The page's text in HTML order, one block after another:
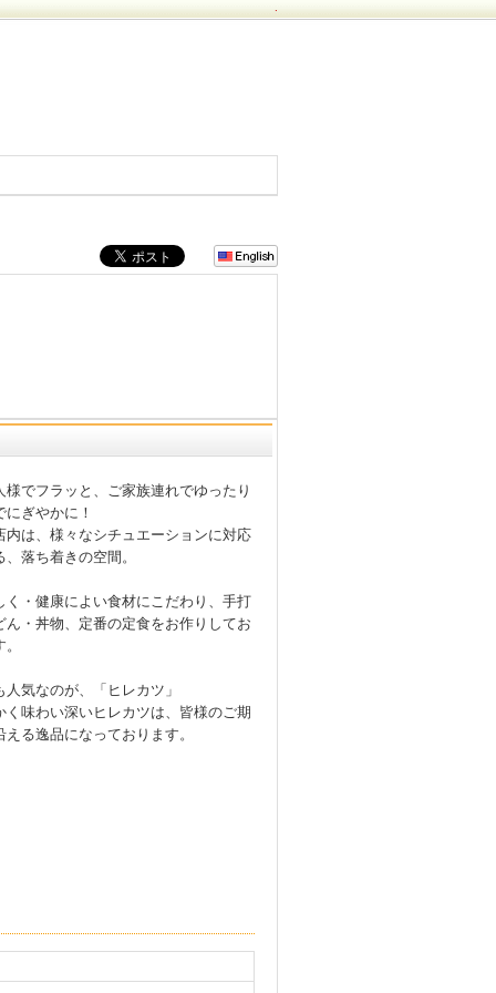
様でフラッと、ご家族連れでゆったり
にぎやかに！
内は、様々なシチュエーションに対応
、落ち着きの空間。
く・健康によい食材にこだわり、手打
ん・丼物、定番の定食をお作りしてお
人気なのが、「ヒレカツ」
く味わい深いヒレカツは、皆様のご期
える逸品になっております。